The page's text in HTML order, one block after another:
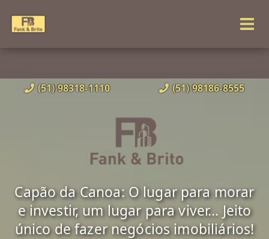
(51) 98318-1110 (51) 98186-8555
Capão da Canoa: O lugar para morar
e investir, um lugar para viver... Jeito
único de fazer negócios imobiliários!